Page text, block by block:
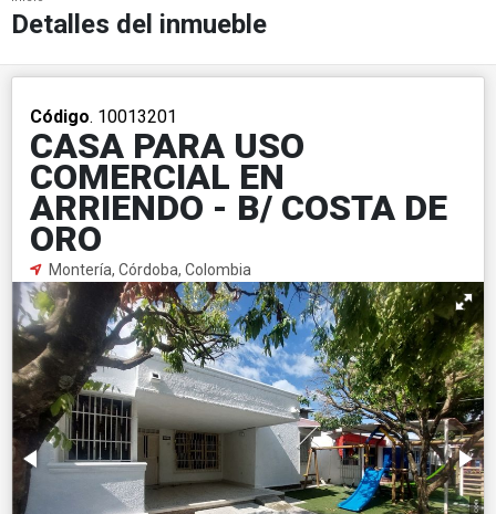
Detalles del inmueble
Código. 10013201
CASA PARA USO
COMERCIAL EN
ARRIENDO - B/ COSTA DE
ORO
Montería, Córdoba, Colombia